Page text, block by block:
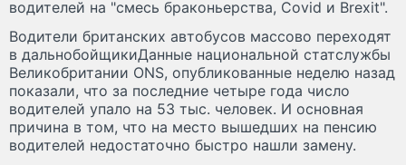
водителей на "смесь браконьерства, Covid и Brexit".
Водители британских автобусов массово переходят
в дальнобойщикиДанные национальной статслужбы
Великобритании ONS, опубликованные неделю назад
показали, что за последние четыре года число
водителей упало на 53 тыс. человек. И основная
причина в том, что на место вышедших на пенсию
водителей недостаточно быстро нашли замену.